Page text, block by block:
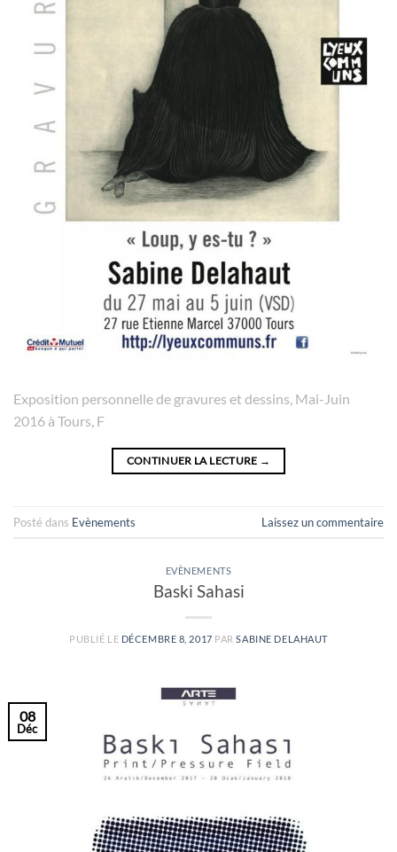
Exposition personnelle de gravures et dessins, Mai-Juin
2016 à Tours, F
CONTINUER LA LECTURE →
Posté dans Evènements Laissez un commentaire
EVÈNEMENTS
Baski Sahasi
PUBLIÉ LE DÉCEMBRE 8, 2017 PARSABINE DELAHAUT
08
Déc